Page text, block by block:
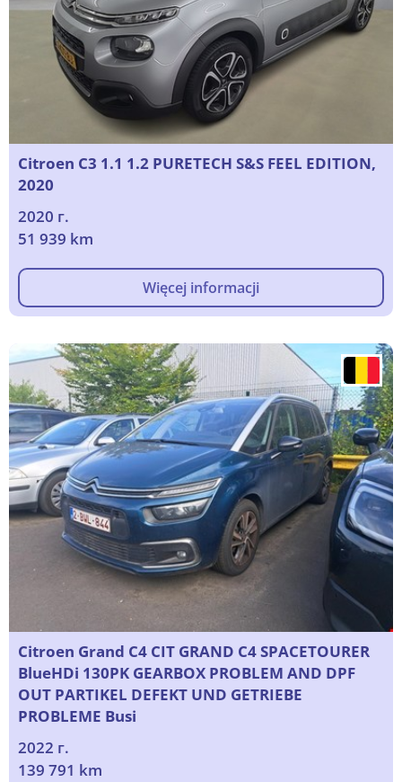
Citroen C3 1.1 1.2 PURETECH S&S FEEL EDITION,
2020
2020 г.
51 939 km
Więcej informacji
Citroen Grand C4 CIT GRAND C4 SPACETOURER
BlueHDi 130PK GEARBOX PROBLEM AND DPF
OUT PARTIKEL DEFEKT UND GETRIEBE
PROBLEME Busi
2022 г.
139 791 km